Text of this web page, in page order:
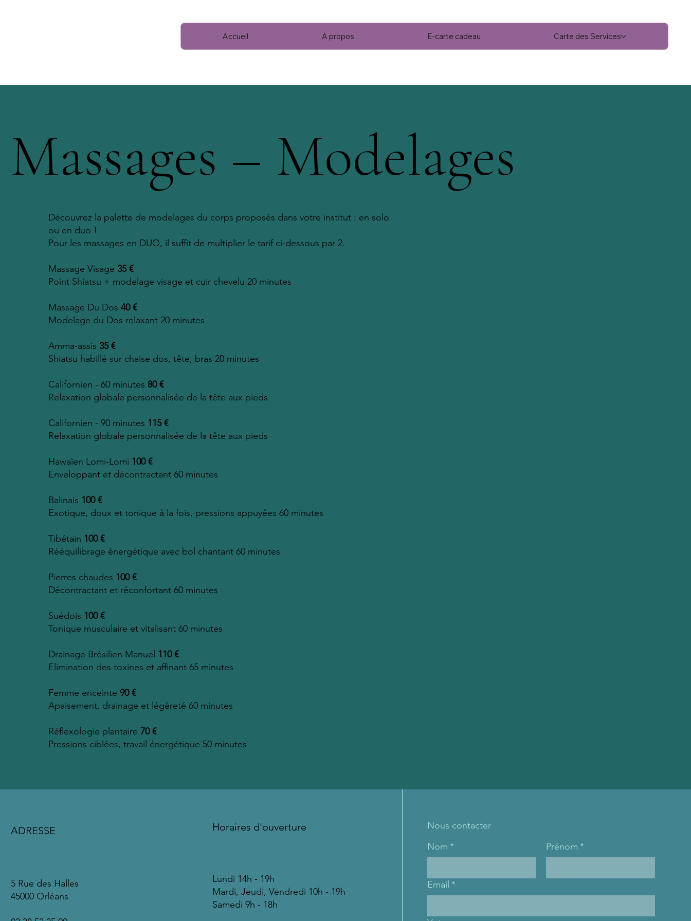
Accueil A propos E-carte cadeau Carte des Services
Massages – Modelages
Découvrez la palette de modelages du corps proposés dans votre institut : en solo
ou en duo !
Pour les massages en DUO, il suffit de multiplier le tarif ci-dessous par 2.
Massage Visage 35 €
Point Shiatsu + modelage visage et cuir chevelu 20 minutes
Massage Du Dos 40 €
Modelage du Dos relaxant 20 minutes
Amma-assis 35 €
Shiatsu habillé sur chaise dos, tête, bras 20 minutes
Californien - 60 minutes 80 €
Relaxation globale personnalisée de la tête aux pieds
Californien - 90 minutes 115 €
Relaxation globale personnalisée de la tête aux pieds
Hawaïen Lomi-Lomi 100 €
Enveloppant et décontractant 60 minutes
Balinais 100 €
Exotique, doux et tonique à la fois, pressions appuyées 60 minutes
Tibétain 100 €
Rééquilibrage énergétique avec bol chantant 60 minutes
Pierres chaudes 100 €
Décontractant et réconfortant 60 minutes
Suédois 100 €
Tonique musculaire et vitalisant 60 minutes
Drainage Brésilien Manuel 110 €
Elimination des toxines et affinant 65 minutes
Femme enceinte 90 €
Apaisement, drainage et légèreté 60 minutes
Réflexologie plantaire 70 €
Pressions ciblées, travail énergétique 50 minutes
ADRESSE
5 Rue des Halles
45000 Orléans
Lundi 14h - 19h
Mardi, Jeudi, Vendredi 10h - 19h
Samedi 9h - 18h
Horaires d'ouverture
Nous contacter
Nom * Prénom *
Email *